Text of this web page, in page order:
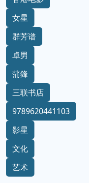
女星
群芳谱
卓男
蒲鋒
三联书店
9789620441103
影星
文化
艺术